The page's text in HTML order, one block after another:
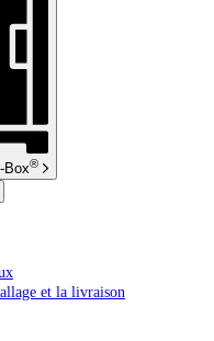
Box®
et la livraison